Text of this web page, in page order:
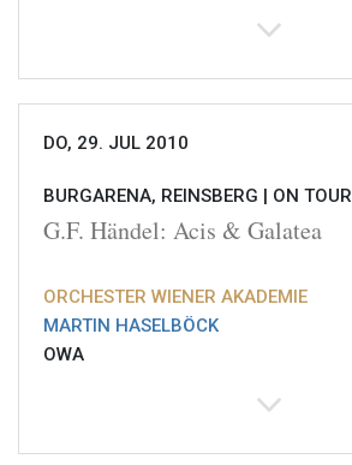
DO, 29. JUL 2010
BURGARENA, REINSBERG | ON TOUR
G.F. Händel: Acis & Galatea
ORCHESTER WIENER AKADEMIE
MARTIN HASELBÖCK
OWA